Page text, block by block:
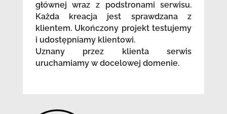
głównej wraz z podstronami serwisu.
Każda kreacja jest sprawdzana z
klientem. Ukończony projekt testujemy
i udostępniamy klientowi.
Uznany przez klienta serwis
uruchamiamy w docelowej domenie.